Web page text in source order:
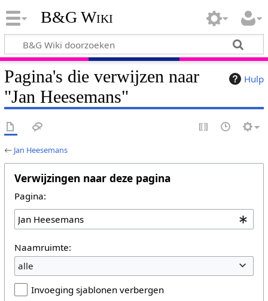
B&G Wiki
Hulp
Pagina's die verwijzen naar
"Jan Heesemans"
← Jan Heesemans
Verwijzingen naar deze pagina
Pagina:
Naamruimte:
alle
Invoeging sjablonen verbergen